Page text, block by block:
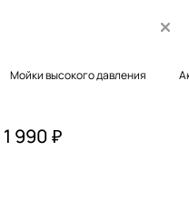
Мойки высокого давления
1 990 ₽